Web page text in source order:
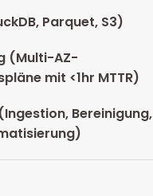
Parquet, S3)
(Multi-AZ-
mit <1hr MTTR)
Bereinigung,